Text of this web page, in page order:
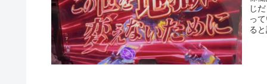
じ
っ
る